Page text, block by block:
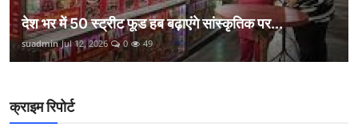
देश भर में 50 स्ट्रीट फूड हब बढ़ाएंगे सांस्कृतिक पर...
suadmin Jul 12, 2026 0 49
क्राइम रिपोर्ट